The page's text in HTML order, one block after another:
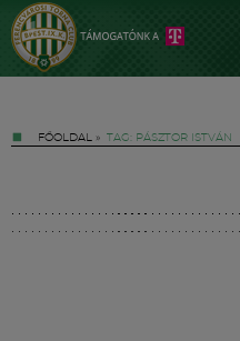
FŐOLDAL » TAG: PÁSZTOR ISTVÁN